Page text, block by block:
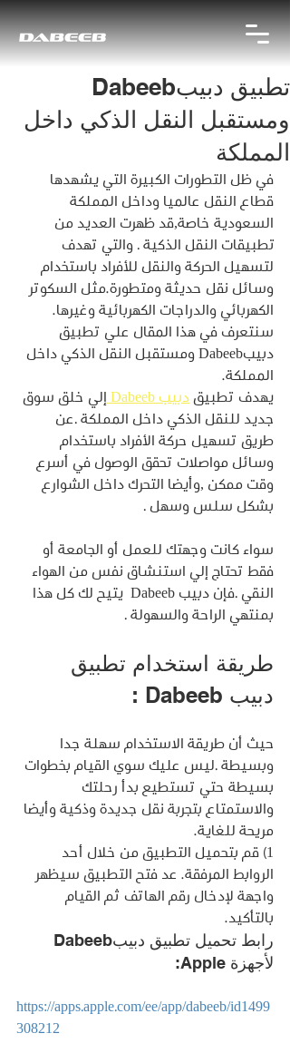
تطبيق دبيبDabeeb
ومستقبل النقل الذكي داخل
المملكة
في ظل التطورات الكبيرة التي يشهدها
قطاع النقل عالميا وداخل المملكة
السعودية خاصة,قد ظهرت العديد من
تطبيقات النقل الذكية . والتي تهدف
لتسهيل الحركة والنقل للأفراد باستخدام
وسائل نقل حديثة ومتطورة.مثل السكوتر
الكهربائي والدراجات الكهربائية وغيرها.
سنتعرف في هذا المقال علي تطبيق
دبيبDabeeb ومستقبل النقل الذكي داخل
المملكة.
يهدف تطبيق دبيب Dabeeb
إلي خلق سوق
جديد للنقل الذكي داخل المملكة .عن
طريق تسهيل حركة الأفراد باستخدام
وسائل مواصلات تحقق الوصول في أسرع
وقت ممكن ,وأيضا التحرك داخل الشوارع
بشكل سلس وسهل .
سواء كانت وجهتك للعمل أو الجامعة أو
فقط تحتاج إلي استنشاق نفس من الهواء
النقي .فإن دبيب Dabeeb  يتيح لك كل هذا
بمنتهي الراحة والسهولة .
طريقة استخدام تطبيق
دبيب Dabeeb :
حيث أن طريقة الاستخدام سهلة جدا
وبسيطة .ليس عليك سوي القيام بخطوات
بسيطة حتي تستطيع بدأ رحلتك
والاستمتاع بتجربة نقل جديدة وذكية وأيضا
مريحة للغاية.
1) قم بتحميل التطبيق من خلال أحد
الروابط المرفقة. عد فتح التطبيق سيظهر
واجهة لإدخال رقم الهاتف ثم القيام
بالتأكيد.
لأجهزة Apple:
https://apps.apple.com/ee/app/dabeeb/id1499
308212